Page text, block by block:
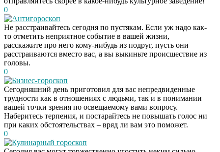
0
Антигороскоп
Не расстраивайтесь сегодня по пустякам. Если уж надо как-
то отметить неприятное событие в вашей жизни,
расскажите про него кому-нибудь из подруг, пусть они
расстраиваются вместо вас, а вы выкиньте происшествие из
головы.
0
Бизнес-гороскоп
Сегодняшний день приготовил для вас непредвиденные
трудности как в отношениях с людьми, так и в понимании
вашей точки зрения по освещаемому вами вопросу.
Наберитесь терпения, и постарайтесь не повышать голос ни
при каких обстоятельствах – вряд ли вам это поможет.
0
Кулинарный гороскоп